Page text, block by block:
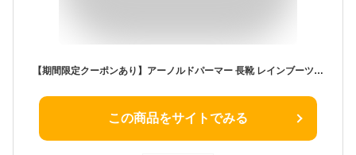
【期間限定クーポンあり】アーノルドパーマー 長靴 レインブーツ キッズ ショート 男の子 女の子 おしゃれ 軽量 歩きやすい 疲れない 痛くない 履きやすい 防水 かわいい Arnold Palmer AL7302 雨 通学 子供 ジュニア 小学生 靴【2202】
この商品をサイトでみる